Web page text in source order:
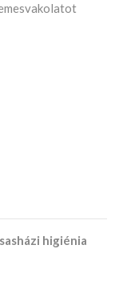
higiénia